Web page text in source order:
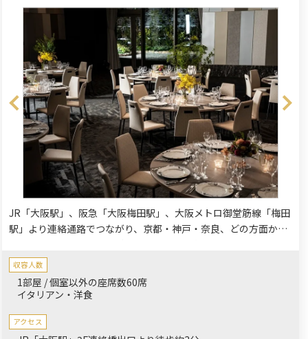
JR「大阪駅」、阪急「大阪梅田駅」、大阪メトロ御堂筋線「梅田
駅」より連絡通路でつながり、京都・神戸・奈良、どの方面から
と時をお過ごしいただけます。
収容人数
1部屋 / 個室以外の座席数60席
イタリアン・洋食
アクセス